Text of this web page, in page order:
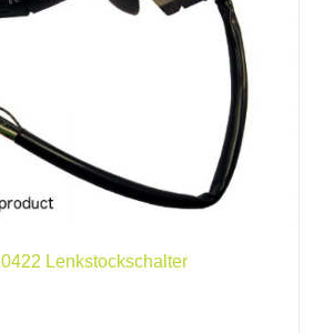
Lenkstockschalter